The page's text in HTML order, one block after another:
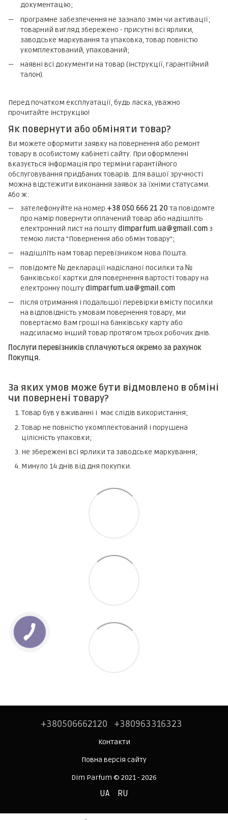
документацію;
програмне забезпечення не зазнало змін чи активації;
товарний вигляд збережено - присутні всі ярлики,
заводське маркування та упаковка, товар повністю
укомплектований, упакований;
наявні всі документи на товар (інструкції, гарантійний
талон).
Перед початком експлуатації, будь ласка, уважно
прочитайте інструкцію!
Як повернути або обміняти товар?
Ви можете оформити заявку на повернення або ремонт
товару в особистому кабінеті сайту. При оформленні
вказується інформація про терміни гарантійного
обслуговування придбаних товарів. Для вашої зручності
можна відстежити виконання заявок за їхніми статусами.
Або ж:
зателефонуйте на номер +38 050 666 21 20 та повідомте
про намір повернути оплачений товар або надішліть
електронний лист на пошту dimparfum.ua@gmail.com з
темою листа "Повернення або обмін товару";
надішліть нам товар перевізником Нова Пошта.
повідомте № декларації надісланої посилки та №
банківської картки для повернення вартості товару на
електронну пошту dimparfum.ua@gmail.com
після отримання і подальшої перевірки вмісту посилки
на відповідність умовам повернення товару, ми
повертаємо Вам гроші на банківську карту або
надсилаємо інший товар протягом трьох робочих днів.
Послуги перевізників сплачуються окремо за рахунок
Покупця.
За яких умов може бути відмовлено в обміні
чи повернені товару?
Товар був у вживанні і має слідів використання;
Товар не повністю укомплектований і порушена
цілісність упаковки;
Не збережені всі ярлики та заводське маркування;
Минуло 14 днів від дня покупки.
+380506662120 +380963316323
Контакти
Повна версія сайту
Dim Parfum © 2021 - 2026
UA RU